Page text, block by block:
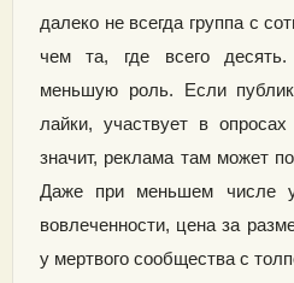
далеко не всегда группа с
чем та, где всего десять.
меньшую роль. Если
лайки, участвует в
значит, реклама там может
Даже при меньшем числе
вовлеченности, цена за
у мертвого сообщества с